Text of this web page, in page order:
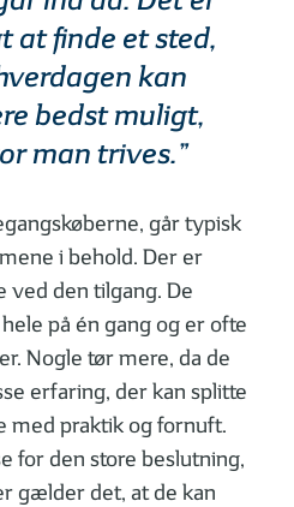
at finde et sted,
kan
bedst muligt,
man trives.”
går typisk
i behold. Der er
den tilgang. De
på én gang og er ofte
Nogle tør mere, da de
erfaring, der kan splitte
med praktik og fornuft.
for den store beslutning,
gælder det, at de kan